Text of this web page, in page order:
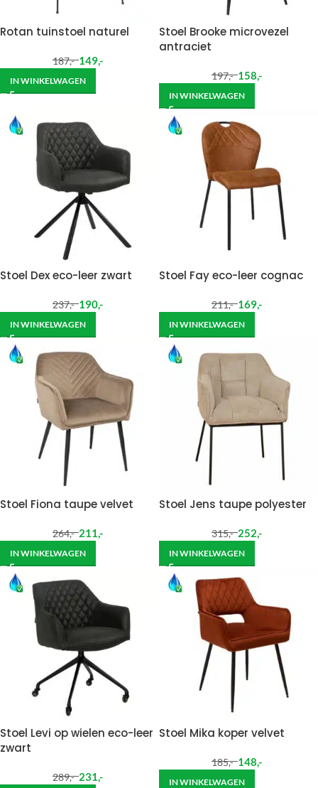
Rotan tuinstoel naturel
187,- 149,-
IN WINKELWAGEN
Stoel Brooke microvezel
antraciet
197,- 158,-
IN WINKELWAGEN
Stoel Dex eco-leer zwart
237,- 190,-
IN WINKELWAGEN
Stoel Fay eco-leer cognac
211,- 169,-
IN WINKELWAGEN
Stoel Fiona taupe velvet
264,- 211,-
IN WINKELWAGEN
Stoel Jens taupe polyester
315,- 252,-
IN WINKELWAGEN
Stoel Levi op wielen eco-leer
zwart
289,- 231,-
Stoel Mika koper velvet
185,- 148,-
IN WINKELWAGEN